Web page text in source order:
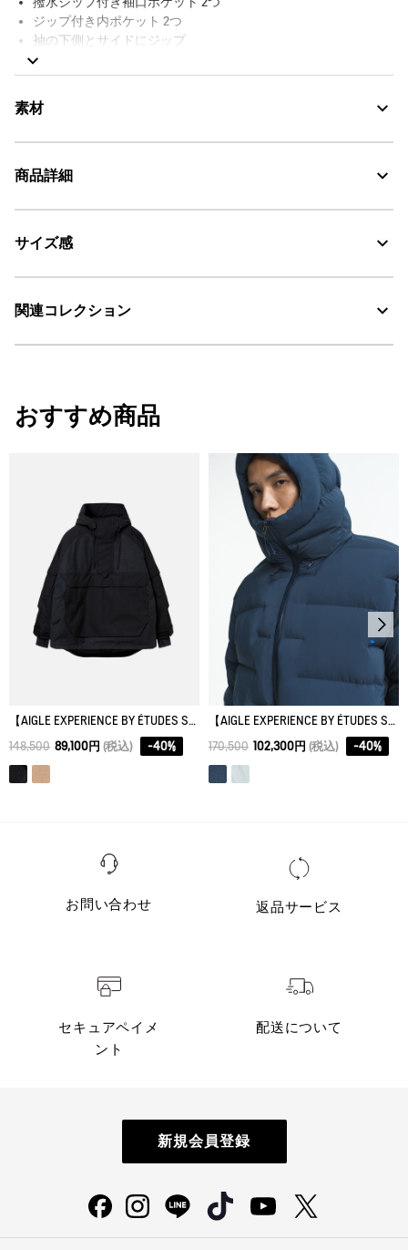
ジップ付き内ポケット 2つ
袖の下側とサイドにジップ
2つのVelcro®ストリップで調整可能な袖口
コードロック付き調整可能なドローコード裾
前面の両開き撥水ジップ
袖にAigle Expérience by Etudes Studio刺繍
GORE-TEX
持つ商品）
素材
AIGLE for tomorrow
漂白処理はできない。
タンブル乾燥が可能、低温乾燥：排気温度の上限は最高
アイロン仕上げ処理はできない。
ドライクリーニング処理ができない。
ウェットクリーニング処理ができる。：通常の処理
商品詳細
・色：ノワール（ブラック） (001)
100% ポリエステル
サイズ感
ユニセックス
サイズ 身幅 裄丈 裾幅
M/L
83.9
関連コレクション
レディースレインウェア
おすすめ商品
【AIGLE EXPERIENCE BY ÉTUDES STUDIO】透湿防水 ハーフジップジャケット
148,500 89,100円 (税込) -40%
【AIGLE EXPERIENCE BY ÉTUDES STUDIO】ゴアテックスウィンドストッパー® キルティングジャケット
170,500 102,300円 (税込) -40%
お問い合わせ 返品サービス
セキュアペイメ
ント
配送について
新規会員登録